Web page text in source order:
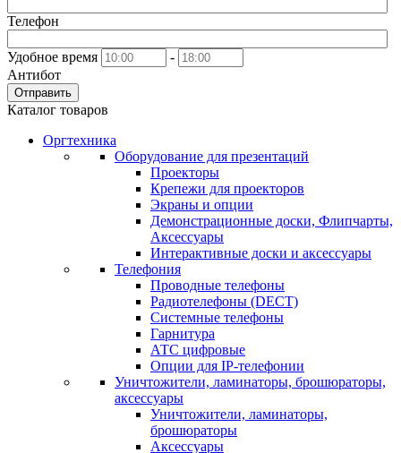
Телефон
Удобное время
-
Антибот
Отправить
Каталог товаров
Оргтехника
Оборудование для презентаций
Проекторы
Крепежи для проекторов
Экраны и опции
Демонстрационные доски, Флипчарты,
Аксессуары
Интерактивные доски и аксессуары
Телефония
Проводные телефоны
Радиотелефоны (DECT)
Системные телефоны
Гарнитура
АТС цифровые
Опции для IP-телефонии
Уничтожители, ламинаторы, брошюраторы,
аксессуары
Уничтожители, ламинаторы,
брошюраторы
Аксессуары